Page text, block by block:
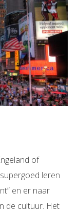
of
leren
en er naar
de cultuur. Het